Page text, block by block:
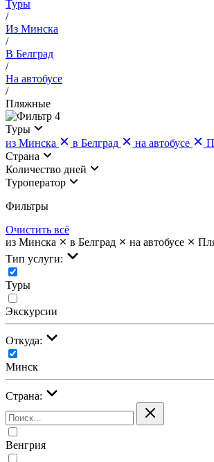
Туры
/
Из Минска
/
В Белград
/
На автобусе
/
Пляжные
4
Туры
из Минска
в Белград на автобусе
Страна
Количество дней
Туроператор
Фильтры
Очистить всё
из Минска
в Белград на автобусе
Тип услуги:
Туры
Экскурсии
Откуда:
Минск
Страна:
Венгрия